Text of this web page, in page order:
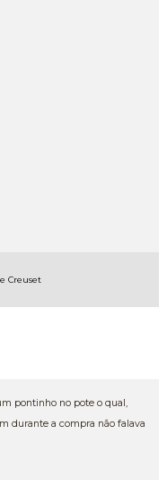
Creuset
pontinho no pote o qual,
durante a compra não falava